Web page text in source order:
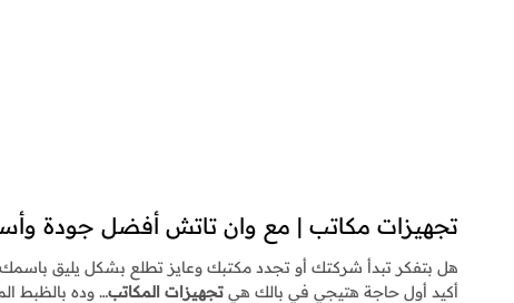
تجهيزات مكاتب | مع وان تاتش أفضل جودة
هل بتفكر تبدأ شركتك أو تجدد مكتبك وعايز تطلع بشكل يليق
أكيد أول حاجة هتيجي في بالك هي تجهيزات المكاتب… وده بالظبط